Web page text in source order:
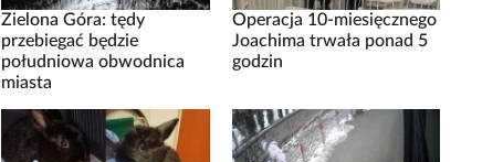
Zielona Góra: tędy
przebiegać będzie
południowa obwodnica
miasta
Operacja 10-miesięcznego
Joachima trwała ponad 5
godzin